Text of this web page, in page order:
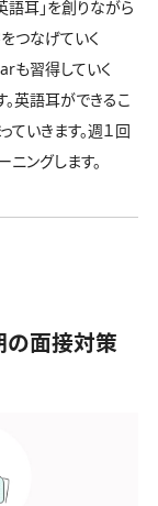
語耳」を創りながら
つなげていく
も習得していく
英語耳ができるこ
ていきます。週１回
ングします。
面接対策